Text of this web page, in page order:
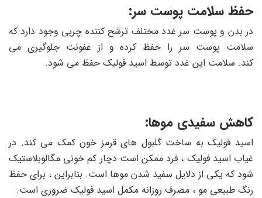
حفظ سلامت پوست سر:
در بدن و پوست سر غدد مختلف ترشح کننده چربی وجود دارد که
سلامت پوست سر را حفظ کرده و از عفونت جلوگیری می
کند. سلامت این غدد توسط اسید فولیک حفظ می شود.
کاهش سفیدی موها:
اسید فولیک به ساخت گلبول های قرمز خون کمک می کند. در
غیاب اسید فولیک ، فرد ممکن است دچار کم خونی مگالوبلاستیک
شود که یکی از دلایل سفید شدن موها است. بنابراین ، برای حفظ
رنگ طبیعی مو ، مصرف روزانه مکمل اسید فولیک ضروری است.